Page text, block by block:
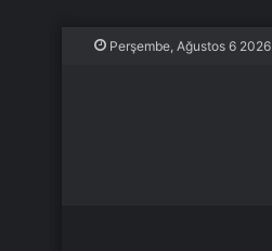
Perşembe, Ağustos 6 2026